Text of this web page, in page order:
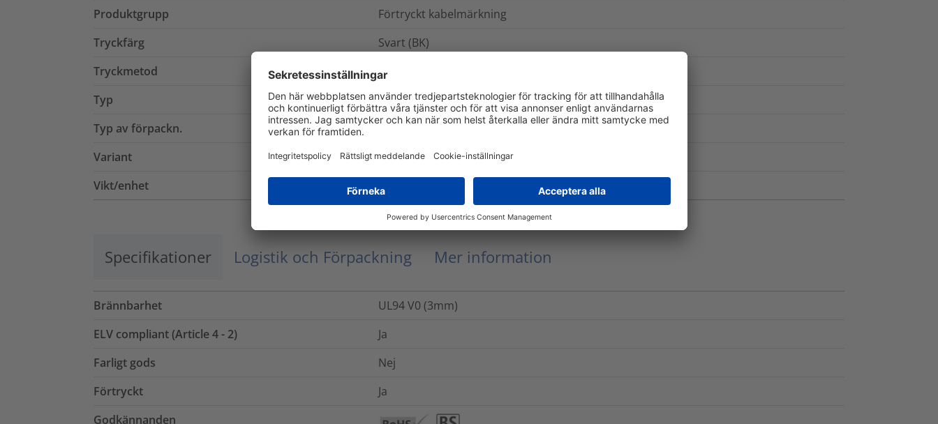
Produktgrupp
Förtryckt kabelmärkning
Tryckfärg
Svart (BK)
Tryckmetod
laser
Typ
HODS50 .
Typ av förpackn.
rulle
Variant
Roller form
Vikt/enhet
0.0001
Specifikationer Logistik och Förpackning Mer information
Brännbarhet
UL94 V0 (3mm)
ELV compliant (Article 4 - 2)
Ja
Farligt gods
Nej
Förtryckt
Ja
Godkännanden